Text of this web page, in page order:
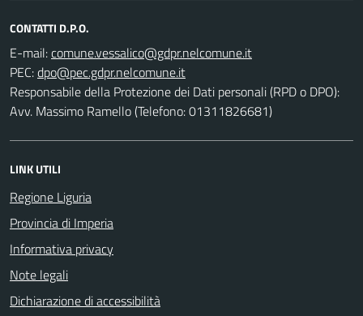
CONTATTI D.P.O.
E-mail:
PEC:
Responsabile della Protezione dei Dati personali (RPD o DPO):
Avv. Massimo Ramello (Telefono: 01311826681)
LINK UTILI
Regione Liguria
Provincia di Imperia
Informativa privacy
Note legali
Dichiarazione di accessibilità